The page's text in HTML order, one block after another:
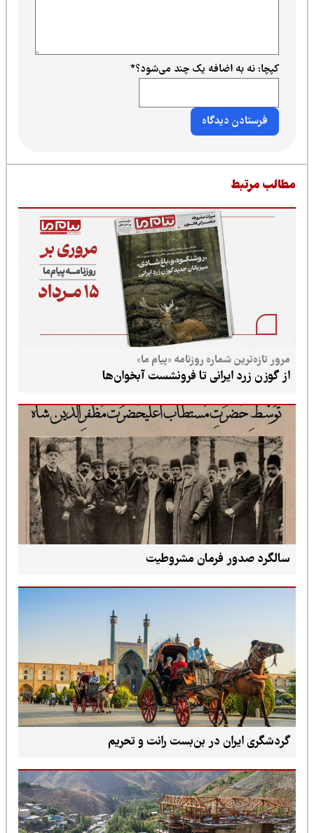
کپچا: نه به اضافه یک چند می‌شود؟*
مرتبط
مرور تازه‌ترین شماره روزنامه «پیام ما»
از گوزن زرد ایرانی تا فرونشست آبخوان‌ها
سالگرد صدور فرمان مشروطیت
گردشگری ایران در بن‌بست رانت و تحریم